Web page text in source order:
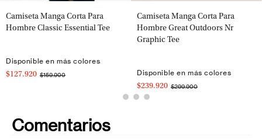
Camiseta Manga Corta Para
Hombre Classic Essential Tee
Disponible en más colores
$127.920 $159.900
Camiseta Manga Corta Para
Hombre Great Outdoors Nr
Graphic Tee
Disponible en más colores
$239.920 $299.900
Comentarios